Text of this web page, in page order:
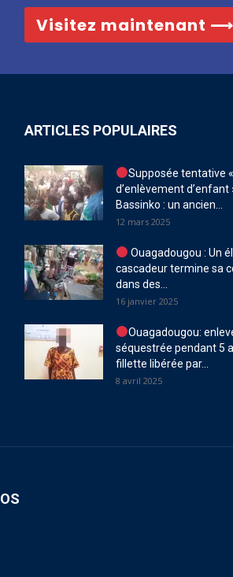
Visitez maintenant ⟶
ARTICLES POPULAIRES
Supposée tentative «
d’enlèvement d’enfant
Bassinko : un ancien...
12 mars 2025
Ouagadougou : Un
cascadeur termine sa
dans des...
16 janvier 2025
Ouagadougou:
séquestrée pendant 5
fillette libérée par...
8 avril 2025